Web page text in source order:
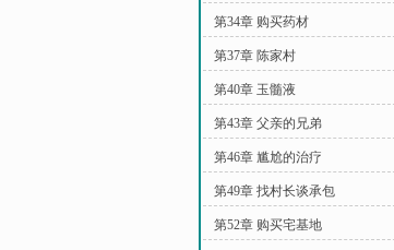
第34章 购买药材
第37章 陈家村
第40章 玉髓液
第43章 父亲的兄弟
第46章 尴尬的治疗
第49章 找村长谈承包
第52章 购买宅基地